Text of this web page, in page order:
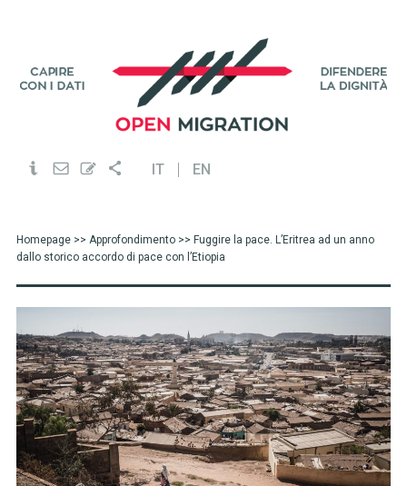
IT EN
Homepage>> Approfondimento>> Fuggire la pace. L’Eritrea ad un anno
dallo storico accordo di pace con l’Etiopia